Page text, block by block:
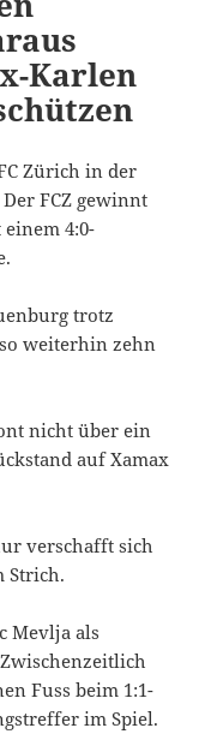
Karlen
Zürich in der
FCZ gewinnt
4:0-
trotz
weiterhin zehn
nicht über ein
auf Xamax
verschafft sich
Strich.
Mevlja als
Fuss beim 1:1-
im Spiel.